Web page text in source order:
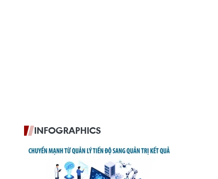
INFOGRAPHICS